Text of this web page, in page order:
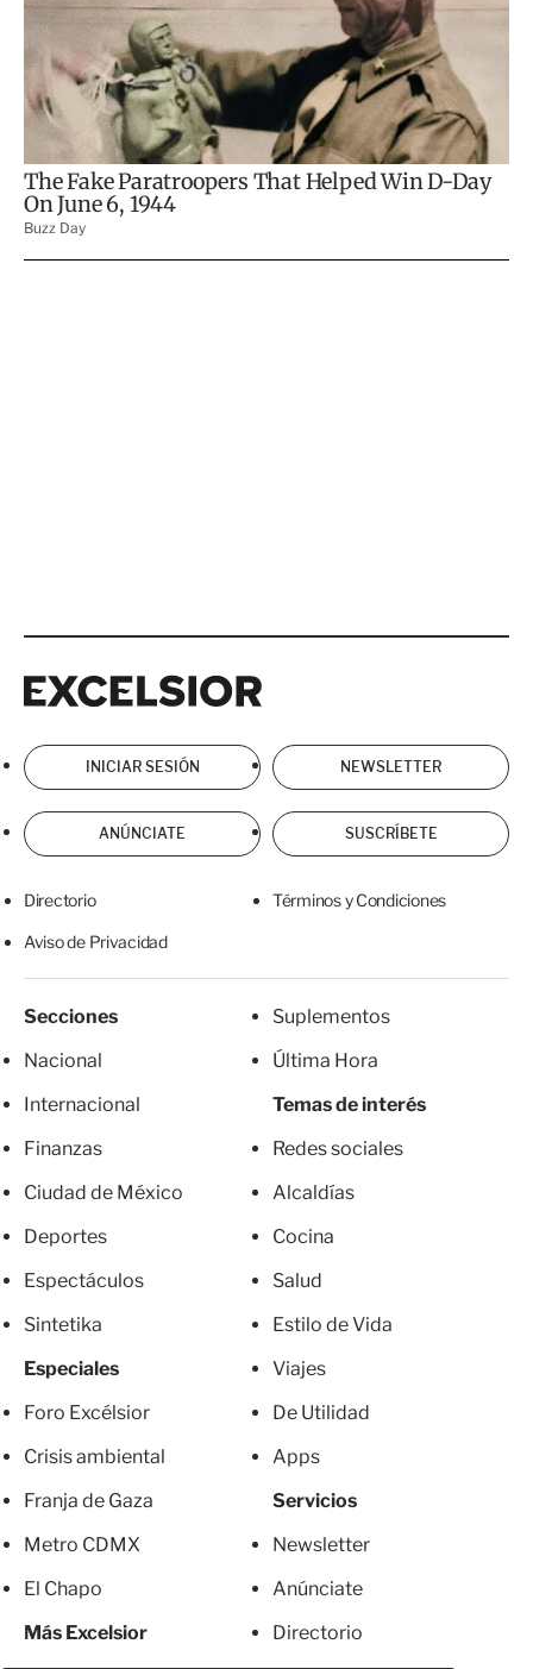
INICIAR SESIÓN NEWSLETTER
ANÚNCIATE SUSCRÍBETE
Directorio Términos y Condiciones
Aviso de Privacidad
Secciones
Nacional
Internacional
Finanzas
Ciudad de México
Deportes
Espectáculos
Sintetika
Especiales
Foro Excélsior
Crisis ambiental
Franja de Gaza
Metro CDMX
El Chapo
Más Excelsior
Suplementos
Última Hora
Temas de interés
Redes sociales
Alcaldías
Cocina
Salud
Estilo de Vida
Viajes
De Utilidad
Apps
Servicios
Newsletter
Anúnciate
Directorio